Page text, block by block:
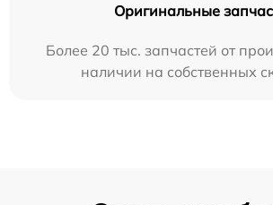
Оригинальные
Более 20 тыс. запчастей от
наличии на собственных